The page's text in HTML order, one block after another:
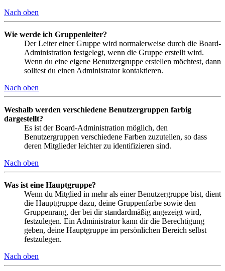
Nach oben
Wie werde ich Gruppenleiter?
Der Leiter einer Gruppe wird normalerweise durch die Board-
Administration festgelegt, wenn die Gruppe erstellt wird.
Wenn du eine eigene Benutzergruppe erstellen möchtest, dann
solltest du einen Administrator kontaktieren.
Nach oben
Weshalb werden verschiedene Benutzergruppen farbig
dargestellt?
Es ist der Board-Administration möglich, den
Benutzergruppen verschiedene Farben zuzuteilen, so dass
deren Mitglieder leichter zu identifizieren sind.
Nach oben
Was ist eine Hauptgruppe?
Wenn du Mitglied in mehr als einer Benutzergruppe bist, dient
die Hauptgruppe dazu, deine Gruppenfarbe sowie den
Gruppenrang, der bei dir standardmäßig angezeigt wird,
festzulegen. Ein Administrator kann dir die Berechtigung
geben, deine Hauptgruppe im persönlichen Bereich selbst
festzulegen.
Nach oben